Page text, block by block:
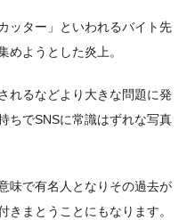
ッター」といわれるバイト先
めようとした炎上。
れるなどより大きな問題に発
ちでSNSに常識はずれな写真
味で有名人となりその過去が
きまとうことにもなります。